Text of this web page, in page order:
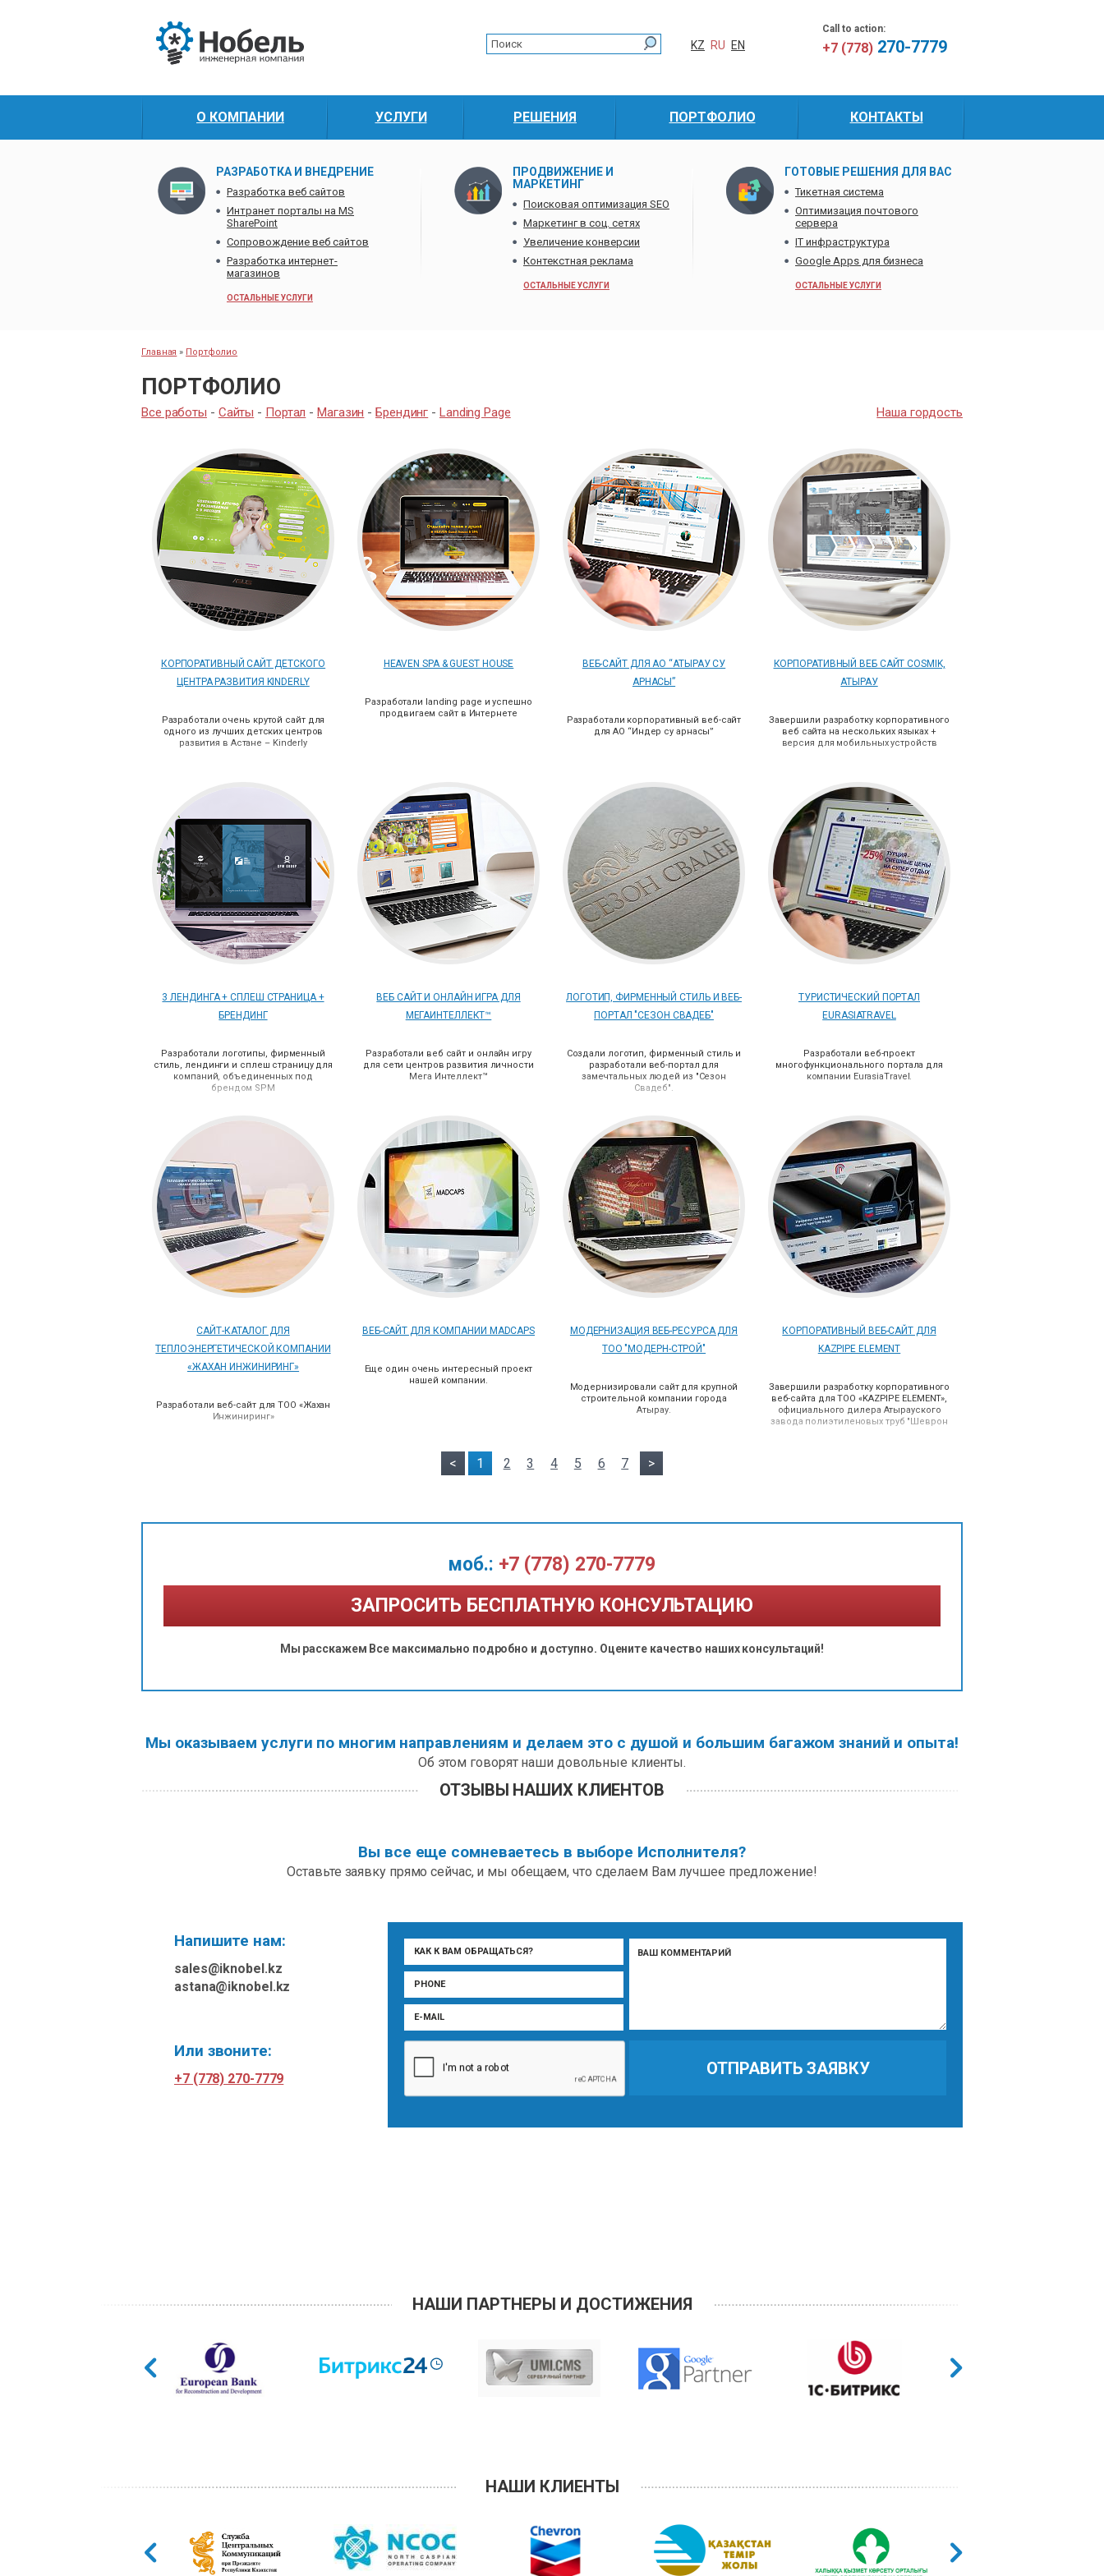
О КОМПАНИИ УСЛУГИ РЕШЕНИЯ ПОРТФОЛИО КОНТАКТЫ
KZ RU EN
Call to action:
+7 (778) 270-7779
РАЗРАБОТКА И ВНЕДРЕНИЕ
Разработка веб сайтов
Интранет порталы на MS
SharePoint
Сопровождение веб сайтов
Разработка интернет-
магазинов
ОСТАЛЬНЫЕ УСЛУГИ
ПРОДВИЖЕНИЕ И
МАРКЕТИНГ
Поисковая оптимизация SEO
Маркетинг в соц. сетях
Увеличение конверсии
Контекстная реклама
ОСТАЛЬНЫЕ УСЛУГИ
ГОТОВЫЕ РЕШЕНИЯ ДЛЯ ВАС
Тикетная система
Оптимизация почтового
сервера
IT инфраструктура
Google Apps для бизнеса
ОСТАЛЬНЫЕ УСЛУГИ
Главная » Портфолио
ПОРТФОЛИО
Все работы - Сайты - Портал -Магазин -Брендинг - Landing Page Наша гордость
КОРПОРАТИВНЫЙ САЙТ ДЕТСКОГО
ЦЕНТРА РАЗВИТИЯ KINDERLY
Разработали очень крутой сайт для
одного из лучших детских центров
развития в Астане – Kinderly
HEAVEN SPA & GUEST HOUSE
Разработали landing page и успешно
продвигаем сайт в Интернете
ВЕБ-САЙТ ДЛЯ АО “АТЫРАУ СУ
АРНАСЫ”
Разработали корпоративный веб-сайт
для АО “Индер су арнасы”
КОРПОРАТИВНЫЙ ВЕБ САЙТ COSMIK,
АТЫРАУ
Завершили разработку корпоративного
веб сайта на нескольких языках +
версия для мобильных устройств
3 ЛЕНДИНГА + СПЛЕШ СТРАНИЦА +
БРЕНДИНГ
Разработали логотипы, фирменный
стиль, лендинги и сплеш страницу для
компаний, объединенных под
брендом SPM
ВЕБ САЙТ И ОНЛАЙН ИГРА ДЛЯ
МЕГАИНТЕЛЛЕКТ™
Разработали веб сайт и онлайн игру
для сети центров развития личности
Мега Интеллект™
ЛОГОТИП, ФИРМЕННЫЙ СТИЛЬ И ВЕБ-
ПОРТАЛ "СЕЗОН СВАДЕБ"
Создали логотип, фирменный стиль и
разработали веб-портал для
замечтальных людей из "Сезон
Свадеб".
ТУРИСТИЧЕСКИЙ ПОРТАЛ
EURASIATRAVEL
Разработали веб-проект
многофункционального портала для
компании EurasiaTravel.
САЙТ-КАТАЛОГ ДЛЯ
ТЕПЛОЭНЕРГЕТИЧЕСКОЙ КОМПАНИИ
«ЖАХАН ИНЖИНИРИНГ»
Разработали веб-сайт для ТОО «Жахан
Инжиниринг»
ВЕБ-САЙТ ДЛЯ КОМПАНИИ MADCAPS
Еще один очень интересный проект
нашей компании.
МОДЕРНИЗАЦИЯ ВЕБ-РЕСУРСА ДЛЯ
ТОО "МОДЕРН-СТРОЙ"
Модернизировали сайт для крупной
строительной компании города
Атырау.
КОРПОРАТИВНЫЙ ВЕБ-САЙТ ДЛЯ
KAZPIPE ELEMENT
Завершили разработку корпоративного
веб-сайта дляТОО «KAZPIPE ELEMENT»,
официального дилера Атырауского
завода полиэтиленовых труб "Шеврон
< 1 2 3 4 5 6 7 >
моб.: +7 (778) 270-7779
ЗАПРОСИТЬ БЕСПЛАТНУЮ КОНСУЛЬТАЦИЮ
Мы расскажем Все максимально подробно и доступно. Оцените качество наших консультаций!
Мы оказываем услуги по многим направлениям и делаем это с душой и большим багажом знаний и опыта!
Об этом говорят наши довольные клиенты.
ОТЗЫВЫ НАШИХ КЛИЕНТОВ
Вы все еще сомневаетесь в выборе Исполнителя?
Оставьте заявку прямо сейчас, и мы обещаем, что сделаем Вам лучшее предложение!
Напишите нам:
sales@iknobel.kz
astana@iknobel.kz
Или звоните:
+7 (778) 270-7779
НАШИ ПАРТНЕРЫ И ДОСТИЖЕНИЯ
НАШИ КЛИЕНТЫ